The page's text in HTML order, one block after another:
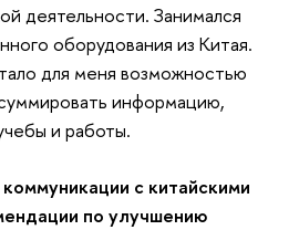
деятельности. Занимался
оборудования из Китая.
для меня возможностью
информацию,
и работы.
с китайскими
по улучшению